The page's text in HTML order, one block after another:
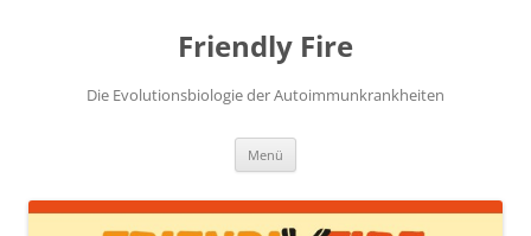
Friendly Fire
Die Evolutionsbiologie der Autoimmunkrankheiten
Menü